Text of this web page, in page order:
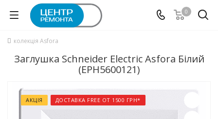
0
колекція Asfora
Заглушка Schneider Electric Asfora Білий
(EPH5600121)
АКЦІЯ ДОСТАВКА FREE ОТ 1500 ГРН*